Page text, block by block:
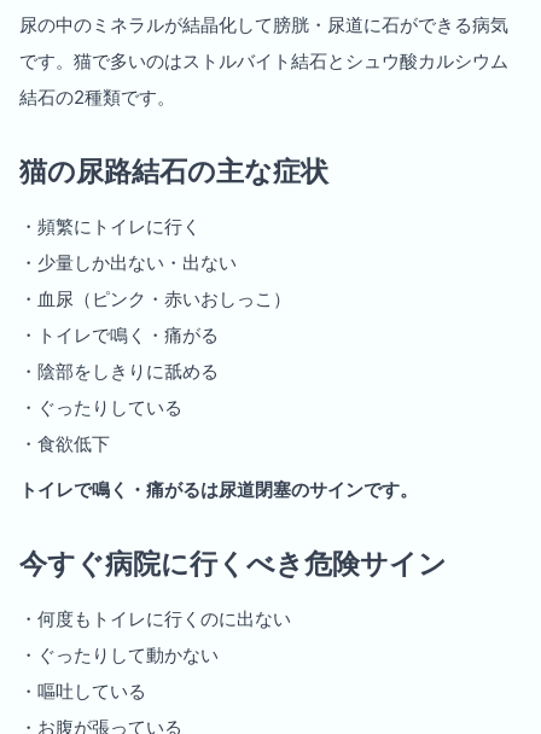
尿の中のミネラルが結晶化して膀胱・尿道に石ができる病気
です。猫で多いのはストルバイト結石とシュウ酸カルシウム
結石の2種類です。
猫の尿路結石の主な症状
・頻繁にトイレに行く
・少量しか出ない・出ない
・血尿（ピンク・赤いおしっこ）
・トイレで鳴く・痛がる
・陰部をしきりに舐める
・ぐったりしている
・食欲低下
トイレで鳴く・痛がるは尿道閉塞のサインです。
今すぐ病院に行くべき危険サイン
・何度もトイレに行くのに出ない
・ぐったりして動かない
・嘔吐している
・お腹が張っている